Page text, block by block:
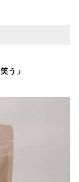
う」